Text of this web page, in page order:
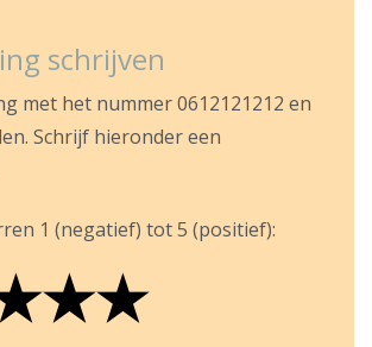
schrijven
met het nummer 0612121212 en
Schrijf hieronder een
1 (negatief) tot 5 (positief):
★
★★